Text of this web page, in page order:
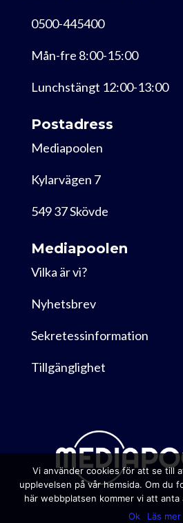
0500-445400
Mån-fre 8:00-15:00
Lunchstängt 12:00-13:00
Postadress
Mediapoolen
Kylarvägen 7
549 37 Skövde
Mediapoolen
Vilka är vi?
Nyhetsbrev
Sekretessinformation
Tillgänglighet
Vi använder cookies för att se till
upplevelsen på vår hemsida. Om du
här webbplatsen kommer vi att
Ok
Läs mer